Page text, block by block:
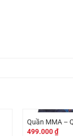
Quần MMA –
499.000₫